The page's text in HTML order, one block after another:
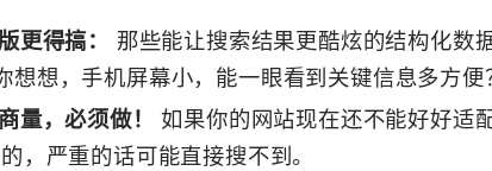
更得搞：
那些能让搜索结果更酷炫的结构化数
想想，手机屏幕小，能一眼看到关键信息多方便
量，必须做！
如果你的网站现在还不能好好适
，严重的话可能直接搜不到。